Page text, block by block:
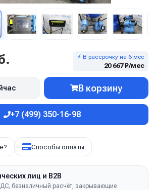
⚡ В рассрочку на 6 мес
20 667 ₽/мес
В корзину
+7 (499) 350-16-98
Способы оплаты
лиц и B2B
безналичный расчёт, закрывающие